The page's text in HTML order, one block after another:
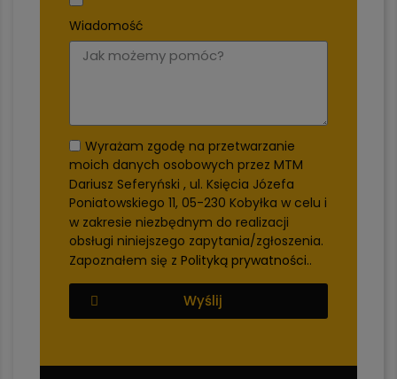
Wiadomość
Wyrażam zgodę na przetwarzanie
moich danych osobowych przez MTM
Dariusz Seferyński , ul. Księcia Józefa
Poniatowskiego 11, 05-230 Kobyłka w celu i
w zakresie niezbędnym do realizacji
obsługi niniejszego zapytania/zgłoszenia.
Zapoznałem się z Polityką prywatności..
Wyślij